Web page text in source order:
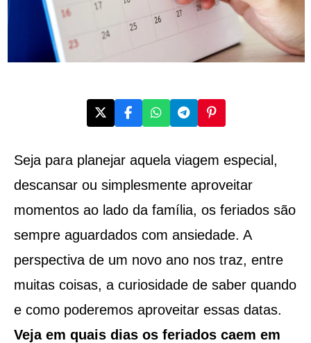
Seja para planejar aquela viagem especial,
descansar ou simplesmente aproveitar
momentos ao lado da família, os feriados são
sempre aguardados com ansiedade. A
perspectiva de um novo ano nos traz, entre
muitas coisas, a curiosidade de saber quando
e como poderemos aproveitar essas datas.
Veja em quais dias os feriados caem em